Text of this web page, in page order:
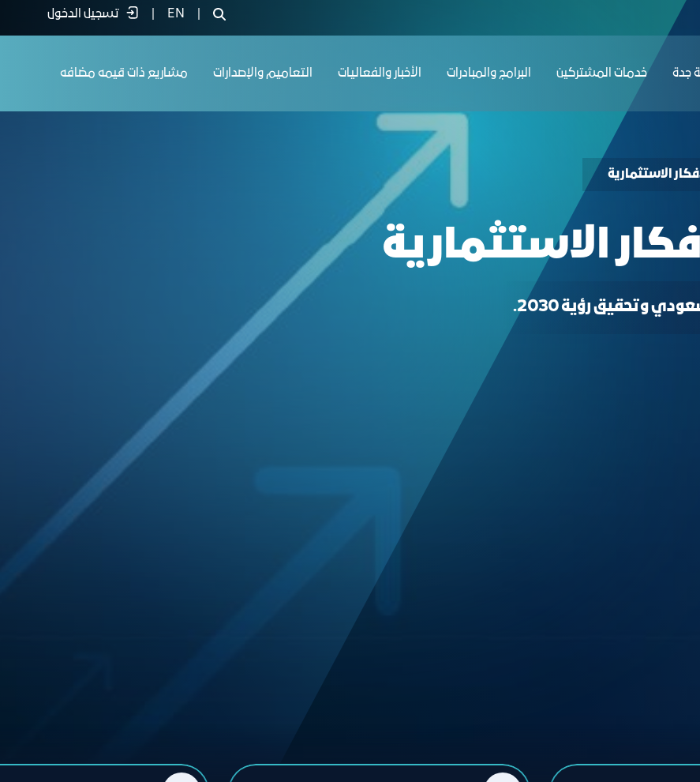
EN تسجيل الدخول
ﺟﺪة ﺧﺪﻣﺎت المشتركين البرامج والمبادرات الأخبار والفعاليات التعاميم والإصدارات مشاريع ذات قيمه مضافه
الاستثمارية
الاستثمارية
وتحقيق رؤية 2030.